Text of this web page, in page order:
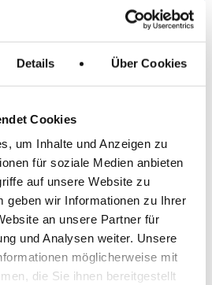
Details Über Cookies
Cookies
um Inhalte und Anzeigen zu
für soziale Medien anbieten
auf unsere Website zu
geben wir Informationen zu Ihrer
an unsere Partner für
und Analysen weiter. Unsere
möglicherweise mit
die Sie ihnen bereitgestellt
Bayern, Ausgabe 2017, sowie
unter verschiedenen Reitern
Nr.1-6 starten.
3 Starts pro Tag erlaubt.
nicht verschickt. Diese wird
online.de veröffentlicht.
Halle 20 x 40 m
Sand 40 x 90 m Sand oder
30 x 50 m Sand